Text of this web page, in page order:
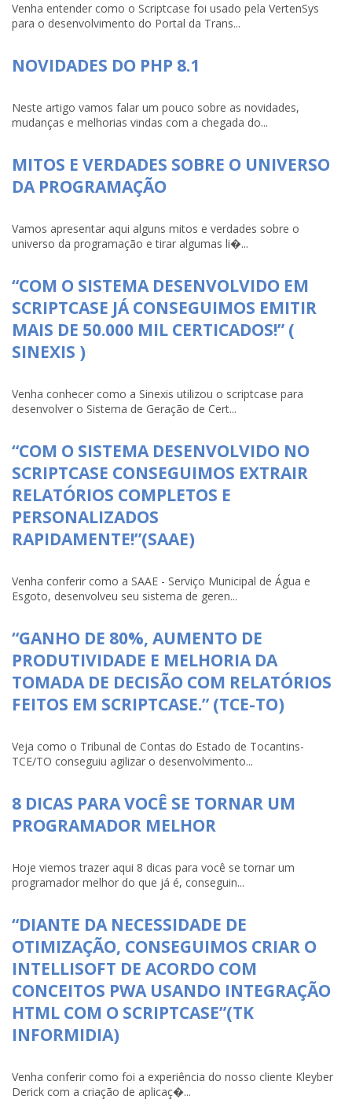
Venha entender como o Scriptcase foi usado pela VertenSys
para o desenvolvimento do Portal da Trans...
NOVIDADES DO PHP 8.1
Neste artigo vamos falar um pouco sobre as novidades,
mudanças e melhorias vindas com a chegada do...
MITOS E VERDADES SOBRE O UNIVERSO
DA PROGRAMAÇÃO
Vamos apresentar aqui alguns mitos e verdades sobre o
universo da programação e tirar algumas li�...
“COM O SISTEMA DESENVOLVIDO EM
SCRIPTCASE JÁ CONSEGUIMOS EMITIR
MAIS DE 50.000 MIL CERTICADOS!” (
SINEXIS )
Venha conhecer como a Sinexis utilizou o scriptcase para
desenvolver o Sistema de Geração de Cert...
“COM O SISTEMA DESENVOLVIDO NO
SCRIPTCASE CONSEGUIMOS EXTRAIR
RELATÓRIOS COMPLETOS E
PERSONALIZADOS
RAPIDAMENTE!”(SAAE)
Venha conferir como a SAAE - Serviço Municipal de Água e
Esgoto, desenvolveu seu sistema de geren...
“GANHO DE 80%, AUMENTO DE
PRODUTIVIDADE E MELHORIA DA
TOMADA DE DECISÃO COM RELATÓRIOS
FEITOS EM SCRIPTCASE.” (TCE-TO)
Veja como o Tribunal de Contas do Estado de Tocantins-
TCE/TO conseguiu agilizar o desenvolvimento...
8 DICAS PARA VOCÊ SE TORNAR UM
PROGRAMADOR MELHOR
Hoje viemos trazer aqui 8 dicas para você se tornar um
programador melhor do que já é, conseguin...
“DIANTE DA NECESSIDADE DE
OTIMIZAÇÃO, CONSEGUIMOS CRIAR O
INTELLISOFT DE ACORDO COM
CONCEITOS PWA USANDO INTEGRAÇÃO
HTML COM O SCRIPTCASE”(TK
INFORMIDIA)
Venha conferir como foi a experiência do nosso cliente Kleyber
Derick com a criação de aplicaç�...